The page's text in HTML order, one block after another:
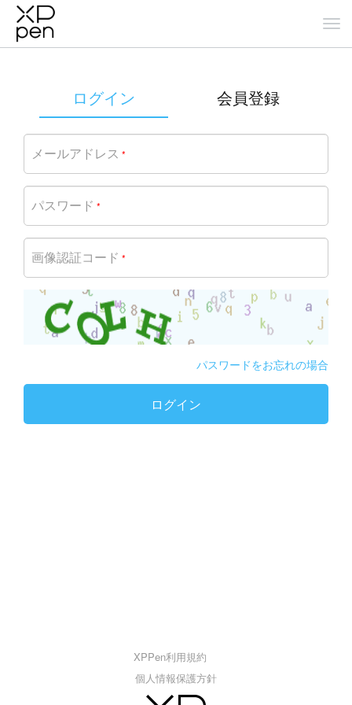
ログイン 会員登録
メールアドレス *
パスワード *
画像認証コード *
パスワードをお忘れの場合
ログイン
XPPen利用規約
個人情報保護方針